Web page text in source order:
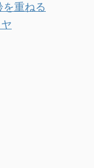
重ねる